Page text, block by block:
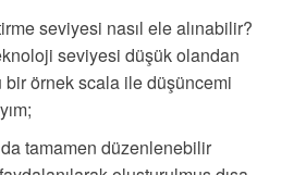
seviyesi nasıl ele alınabilir?
seviyesi düşük olandan
örnek scala ile düşüncemi
tamamen düzenlenebilir